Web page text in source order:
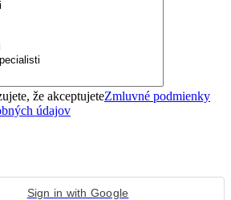
že akceptujeteZmluvné podmienky
údajov
Sign in with Google